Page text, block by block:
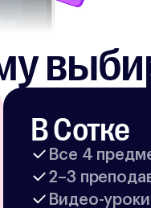
В Сотке
Все 4
2–3
Видео-